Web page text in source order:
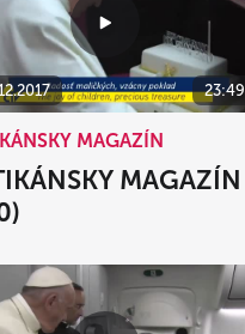
23:49
MAGAZÍN
MAGAZÍN